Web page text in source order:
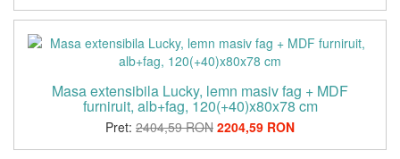
Masa extensibila Lucky, lemn masiv fag + MDF
furniruit, alb+fag, 120(+40)x80x78 cm
Pret: 2404,59 RON 2204,59 RON